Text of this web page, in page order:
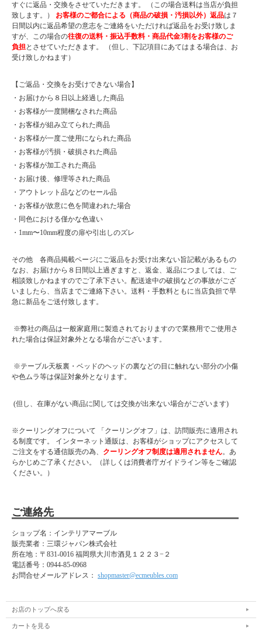
すぐに返品・交換をさせていただきます。 （この場合送料は当店が負担
致します。） お客様のご都合による（商品の破損・汚損以外）返品は７
日間以内に返品希望の意志をご連絡をいただければ返品をお受け致しま
すが、この場合の往復の送料・振込手数料・商品代金3割をお客様のご
負担とさせていただきます。 （但し、下記項目にあてはまる場合は、お
受け致しかねます）
【ご返品・交換をお受けできない場合】
・お届けから８日以上経過した商品
・お客様が一度開梱なされた商品
・お客様が組み立てられた商品
・お客様が一度ご使用になられた商品
・お客様が汚損・破損された商品
・お客様が加工された商品
・お届け後、修理等された商品
・アウトレット品などのセール品
・お客様が故意に色を間違われた場合
・同色における僅かな色違い
・1mm〜10mm程度の扉や引出しのズレ
その他 各商品掲載ページにご返品をお受け出来ない旨記載があるもの
なお、お届けから８日間以上過ぎますと、返金、返品につましては、ご
相談致しかねますのでご了承下さい。配送途中の破損などの事故がござ
いましたら、当店までご連絡下さい。送料・手数料ともに当店負担で早
急に新品をご送付致します。
※弊社の商品は一般家庭用に製造されておりますので業務用でご使用さ
れた場合は保証対象外となる場合がございます。
※テーブル天板裏・ベッドのヘッドの裏などの目に触れない部分の小傷
や色ムラ等は保証対象外となります。
(但し、在庫がない商品に関しては交換が出来ない場合がございます)
※クーリングオフについて 「クーリングオフ」は、訪問販売に適用され
る制度です。 インターネット通販は、お客様がショップにアクセスして
ご注文をする通信販売の為、 クーリングオフ制度は適用されません。あ
らかじめご了承ください。（詳しくは消費者庁ガイドライン等をご確認
ください。）
ご連絡先
ショップ名：インテリアマーブル
販売業者：三環ジャパン株式会社
所在地： 〒831-0016 福岡県大川市酒見１２２３−２
電話番号： 0944-85-0968
お問合せメールアドレス： shopmaster@ecmeubles.com
お店のトップへ戻る
カートを見る